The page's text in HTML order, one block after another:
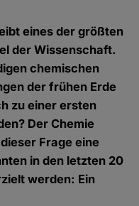
eines der größten
der Wissenschaft.
chemischen
der frühen Erde
zu einer ersten
Der Chemie
Frage eine
in den letzten 20
werden: Ein